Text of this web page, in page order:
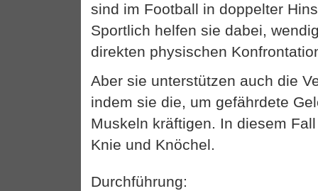
sind im Football in doppelter
Sportlich helfen sie dabei,
direkten physischen
Aber sie unterstützen auch die
indem sie die, um gefährdete
Muskeln kräftigen. In diesem
Knie und Knöchel.
Durchführung: